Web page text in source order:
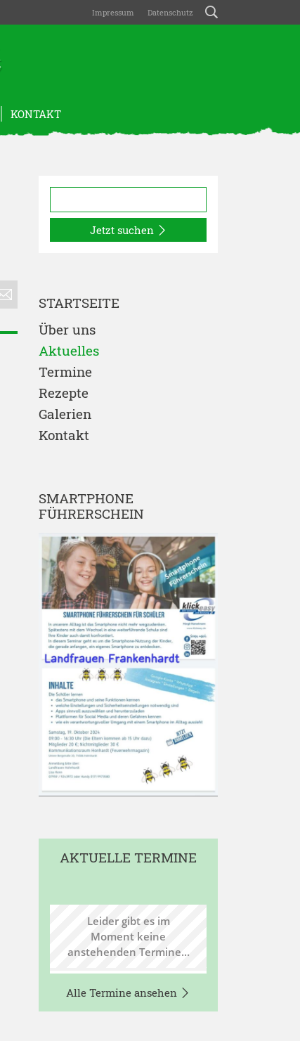
Impressum Datenschutz
KONTAKT
Jetzt suchen
STARTSEITE
Über uns
Aktuelles
Termine
Rezepte
Galerien
Kontakt
SMARTPHONE
FÜHRERSCHEIN
AKTUELLE TERMINE
Leider gibt es im
Moment keine
anstehenden Termine...
Alle Termine ansehen